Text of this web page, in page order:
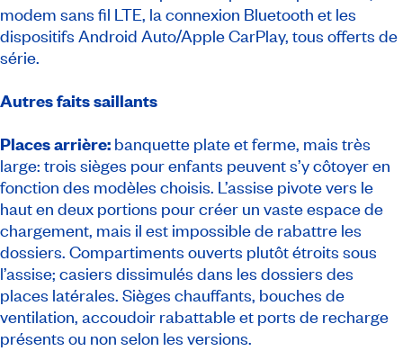
modem sans fil LTE, la connexion Bluetooth et les
dispositifs Android Auto/Apple CarPlay, tous offerts de
série.
Autres faits saillants
Places arrière: banquette plate et ferme, mais très
large: trois sièges pour enfants peuvent s’y côtoyer en
fonction des modèles choisis. L’assise pivote vers le
haut en deux portions pour créer un vaste espace de
chargement, mais il est impossible de rabattre les
dossiers. Compartiments ouverts plutôt étroits sous
l’assise; casiers dissimulés dans les dossiers des
places latérales. Sièges chauffants, bouches de
ventilation, accoudoir rabattable et ports de recharge
présents ou non selon les versions.